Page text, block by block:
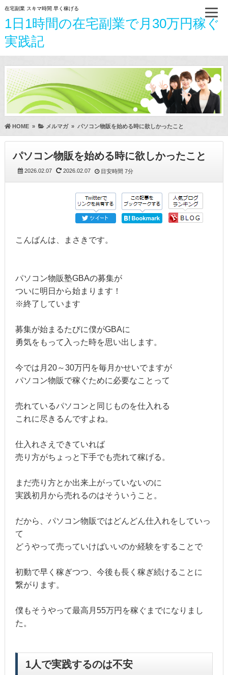
在宅副業 スキマ時間 早く稼げる
1日1時間の在宅副業で月30万円稼ぐ
実践記
HOME» メルマガ» パソコン物販を始める時に欲しかったこと
パソコン物販を始める時に欲しかったこと
2026.02.07 2026.02.07 目安時間 7分
こんばんは、まさきです。
パソコン物販塾GBAの募集が
ついに明日から始まります！
※終了しています
募集が始まるたびに僕がGBAに
勇気をもって入った時を思い出します。
今では月20～30万円を毎月かせいでますが
パソコン物販で稼ぐために必要なことって
売れているパソコンと同じものを仕入れる
これに尽きるんですよね。
仕入れさえできていれば
売り方がちょっと下手でも売れて稼げる。
まだ売り方とか出来上がっていないのに
実践初月から売れるのはそういうこと。
だから、パソコン物販ではどんどん仕入れをしていっ
て
どうやって売っていけばいいのか経験をすることで
初動で早く稼ぎつつ、今後も長く稼ぎ続けることに
繋がります。
僕もそうやって最高月55万円を稼ぐまでになりまし
た。
1人で実践するのは不安